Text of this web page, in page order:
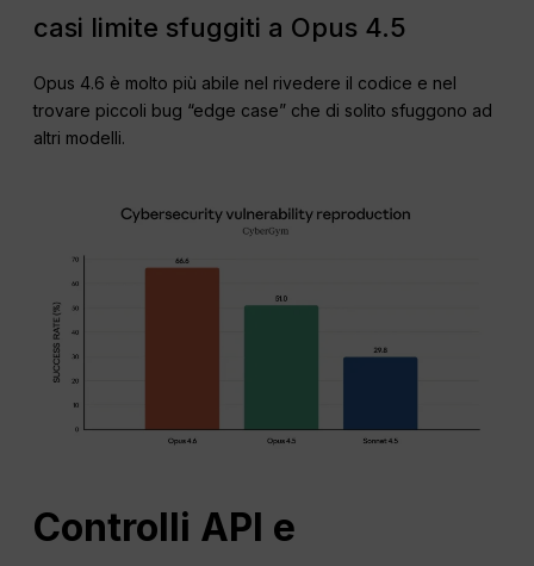
casi limite sfuggiti a Opus 4.5
Opus 4.6 è molto più abile nel rivedere il codice e nel
trovare piccoli bug “edge case” che di solito sfuggono ad
altri modelli.
Controlli API e